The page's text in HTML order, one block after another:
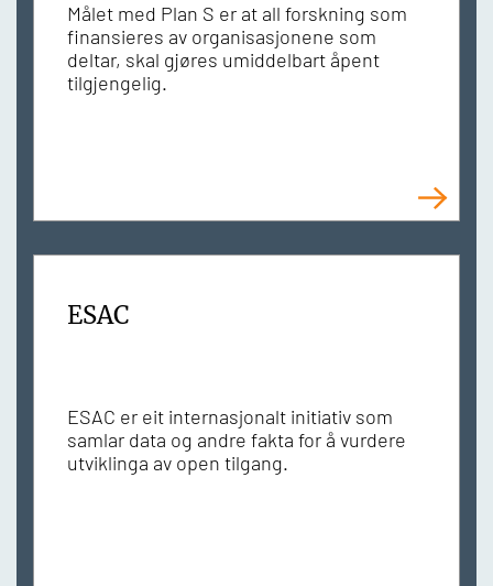
Målet med Plan S er at all forskning som
finansieres av organisasjonene som
deltar, skal gjøres umiddelbart åpent
tilgjengelig.
ESAC
ESAC er eit internasjonalt initiativ som
samlar data og andre fakta for å vurdere
utviklinga av open tilgang.